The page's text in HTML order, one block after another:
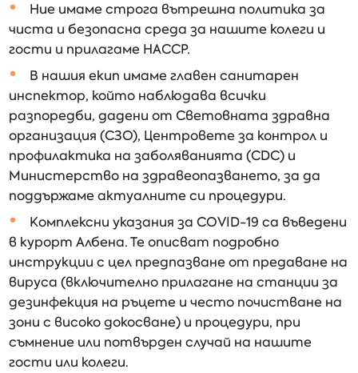
Ние имаме строга вътрешна политика за
чиста и безопасна среда за нашите колеги и
гости и прилагаме HACCP.
В нашия екип имаме главен санитарен
инспектор, който наблюдава всички
разпоредби, дадени от Световната здравна
организация (СЗО), Центровете за контрол и
профилактика на заболяванията (CDC) и
Министерство на здравеопазването, за да
поддържаме актуалните си процедури.
Комплексни указания за COVID-19 са въведени
в курорт Албена. Те описват подробно
инструкции с цел предпазване от предаване на
вируса (включително прилагане на станции за
дезинфекция на ръцете и често почистване на
зони с високо докосване) и процедури, при
съмнение или потвърден случай на нашите
гости или колеги.